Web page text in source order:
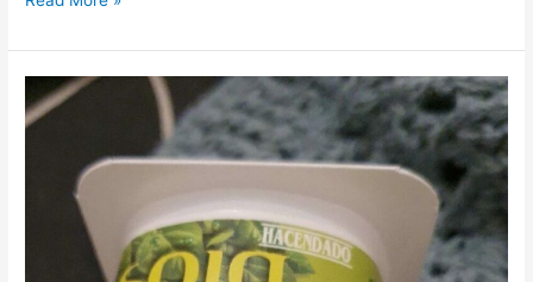
Himalaya
MERCADONA:
Precio,
Beneficios,
propiedades
contraindicaciones